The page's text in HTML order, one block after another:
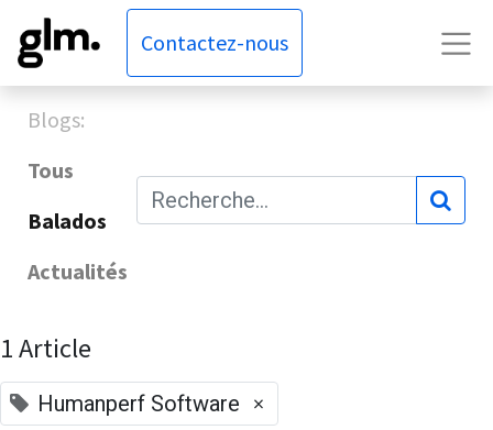
Contactez-nous
Blogs:
Tous
Balados
Actualités
1 Article
Humanperf Software ×